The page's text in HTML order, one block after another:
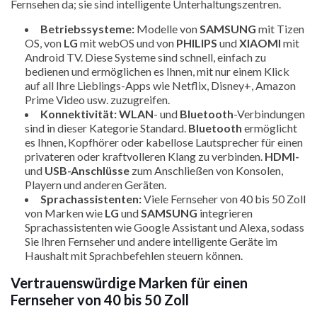
Fernsehen da; sie sind intelligente Unterhaltungszentren.
Betriebssysteme: Modelle vonSAMSUNG mit Tizen
OS, von LG mit webOS und von PHILIPS undXIAOMI mit
Android TV. Diese Systeme sind schnell, einfach zu
bedienen und ermöglichen es Ihnen, mit nur einem Klick
auf all Ihre Lieblings-Apps wie Netflix, Disney+, Amazon
Prime Video usw. zuzugreifen.
Konnektivität:WLAN- und Bluetooth-Verbindungen
sind in dieser Kategorie Standard. Bluetooth ermöglicht
es Ihnen, Kopfhörer oder kabellose Lautsprecher für einen
privateren oder kraftvolleren Klang zu verbinden. HDMI-
und USB-Anschlüsse zum Anschließen von Konsolen,
Playern und anderen Geräten.
Sprachassistenten:Viele Fernseher von 40 bis 50 Zoll
von Marken wie LG undSAMSUNG integrieren
Sprachassistenten wie Google Assistant und Alexa, sodass
Sie Ihren Fernseher und andere intelligente Geräte im
Haushalt mit Sprachbefehlen steuern können.
Vertrauenswürdige Marken für einen
Fernseher von 40 bis 50 Zoll